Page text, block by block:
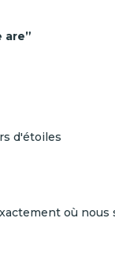
are”
d'étoiles
où nous